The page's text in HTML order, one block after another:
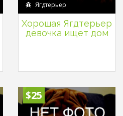
Ягдтерьер
Хорошая Ягдтерьер
девочка ищет дом
$25